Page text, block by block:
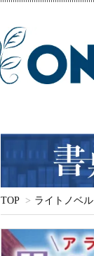
TOP > ライトノベル